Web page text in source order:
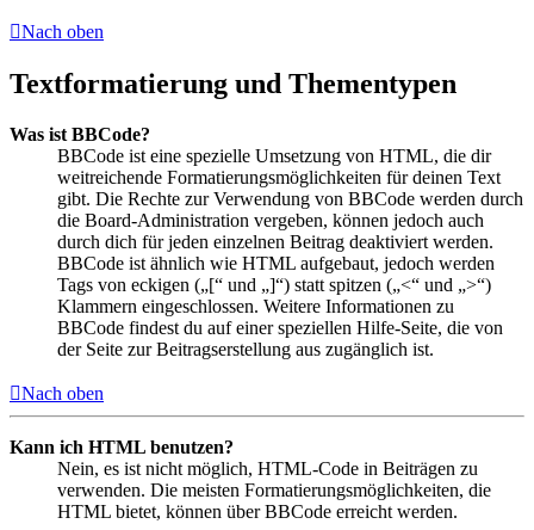
Nach oben
Textformatierung und Thementypen
Was ist BBCode?
BBCode ist eine spezielle Umsetzung von HTML, die dir
weitreichende Formatierungsmöglichkeiten für deinen Text
gibt. Die Rechte zur Verwendung von BBCode werden durch
die Board-Administration vergeben, können jedoch auch
durch dich für jeden einzelnen Beitrag deaktiviert werden.
BBCode ist ähnlich wie HTML aufgebaut, jedoch werden
Tags von eckigen („[“ und „]“) statt spitzen („<“ und „>“)
Klammern eingeschlossen. Weitere Informationen zu
BBCode findest du auf einer speziellen Hilfe-Seite, die von
der Seite zur Beitragserstellung aus zugänglich ist.
Nach oben
Kann ich HTML benutzen?
Nein, es ist nicht möglich, HTML-Code in Beiträgen zu
verwenden. Die meisten Formatierungsmöglichkeiten, die
HTML bietet, können über BBCode erreicht werden.